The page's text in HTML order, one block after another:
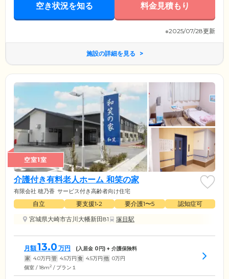
空き状況を知る 料金見積もり
※2025/07/28更新
施設の詳細を見る
空室1室
介護付き有料老人ホーム 和笑の家
有限会社 穂乃香 サービス付き高齢者向け住宅
自立 要支援1•2 要介護1〜5
認知症可
宮城県大崎市古川大幡新田81
塚目駅
月額13.0 万円 (入居金 0円) + 介護保険料
家 4.0万円 管 4.5万円 食 4.5万円 他 0万円
個室 / 18m2 / プラン１